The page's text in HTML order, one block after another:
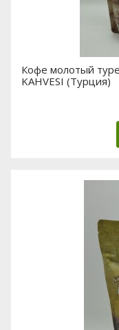
Кофе молотый
KAHVESI (Турция)